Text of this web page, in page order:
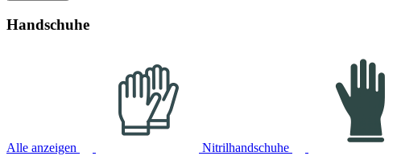
Handschuhe
Alle anzeigen Nitrilhandschuhe